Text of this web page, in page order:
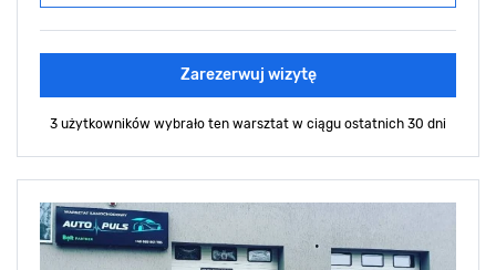
Zarezerwuj wizytę
3 użytkowników wybrało ten warsztat w ciągu ostatnich 30 dni